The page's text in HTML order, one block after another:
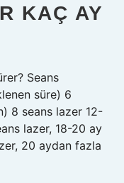
KAÇ AY
Seans
süre) 6
8 seans lazer 12-
lazer, 18-20 ay
20 aydan fazla